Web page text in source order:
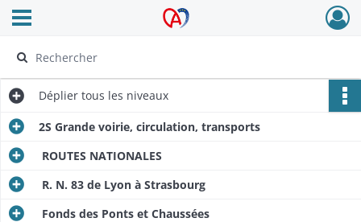
Archives Alsace - Colmar
Ouvrir le menu déroulant
Déplier tous les niveaux
2S Grande voirie, circulation, transports
ROUTES NATIONALES
R. N. 83 de Lyon à Strasbourg
Fonds des Ponts et Chaussées